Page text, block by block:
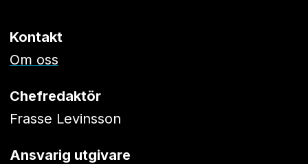
Kontakt
Om oss
Chefredaktör
Frasse Levinsson
Ansvarig utgivare